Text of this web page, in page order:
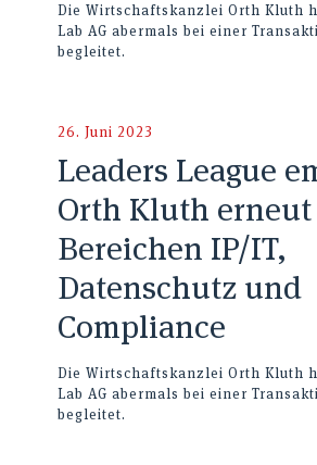
Die Wirtschaftskanzlei Orth Kluth
Lab AG abermals bei einer
begleitet.
26. Juni 2023
Leaders League
Orth Kluth
Bereichen IP/IT,
Datenschutz und
Compliance
Die Wirtschaftskanzlei Orth Kluth
Lab AG abermals bei einer
begleitet.